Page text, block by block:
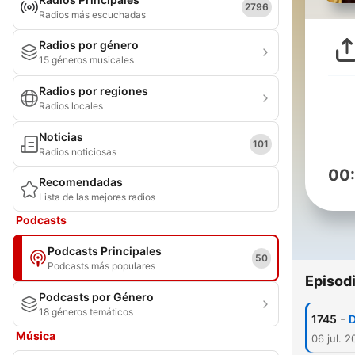
Radios más escuchadas
2796
Radios por género
15 géneros musicales
Radios por regiones
Radios locales
Noticias
Radios noticiosas
101
Recomendadas
Lista de las mejores radios
Podcasts
Podcasts Principales
Podcasts más populares
50
Podcasts por Género
18 géneros temáticos
Música
1745 -
06 jul.